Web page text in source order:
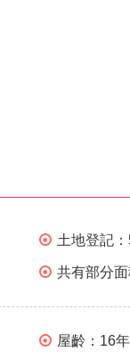
土地登記：
共有部分
屋齡： 16